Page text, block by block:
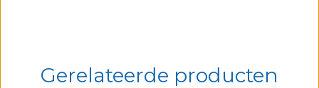
Gerelateerde producten